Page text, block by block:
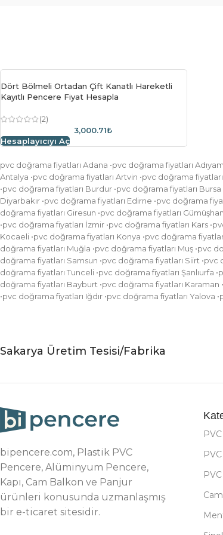
Dört Bölmeli Ortadan Çift Kanatlı Hareketli
Kayıtlı Pencere Fiyat Hesapla
(2)
3,000.71₺
Hesaplayıcıyı Aç
pvc doğrama fiyatları Adana •pvc doğrama fiyatları
Antalya •pvc doğrama fiyatları Artvin •pvc doğrama
•pvc doğrama fiyatları Burdur •pvc doğrama fiyatları
Diyarbakır •pvc doğrama fiyatları Edirne •pvc doğrama
doğrama fiyatları Giresun •pvc doğrama fiyatları
•pvc doğrama fiyatları İzmir •pvc doğrama fiyatları Kars
Kocaeli •pvc doğrama fiyatları Konya •pvc doğrama
doğrama fiyatları Muğla •pvc doğrama fiyatları Muş •pvc
doğrama fiyatları Samsun •pvc doğrama fiyatları Siirt
doğrama fiyatları Tunceli •pvc doğrama fiyatları Şanlıurfa
doğrama fiyatları Bayburt •pvc doğrama fiyatları Karaman
•pvc doğrama fiyatları Iğdır •pvc doğrama fiyatları
Sakarya Üretim Tesisi/Fabrika
bipencere.com, Plastik PVC
Pencere, Alüminyum Pencere,
Kapı, Cam Balkon ve Panjur
ürünleri konusunda uzmanlaşmış
bir e-ticaret sitesidir.